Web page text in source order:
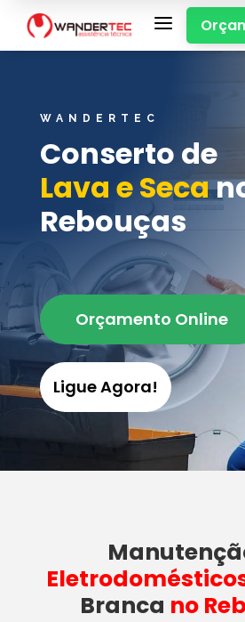
a
WANDERTEC
Conserto de
Lava e Seca
Rebouças
Orçamento Online
Ligue Agora!
Branca no